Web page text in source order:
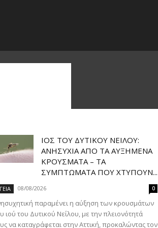
ΙΌΣ ΤΟΥ ΔΥΤΙΚΟΎ ΝΕΊΛΟΥ:
ΑΝΗΣΥΧΊΑ ΑΠΌ ΤΑ ΑΥΞΗΜΈΝΑ
ΚΡΟΎΣΜΑΤΑ – ΤΑ
ΣΥΜΠΤΏΜΑΤΑ ΠΟΥ ΧΤΥΠΟΎΝ...
08/08/2026 0
παραμένει η αύξηση των κρουσμάτων
ιού του Δυτικού Νείλου, με την πλειονότητά
να καταγράφεται στην Αττική, προκαλώντας τον